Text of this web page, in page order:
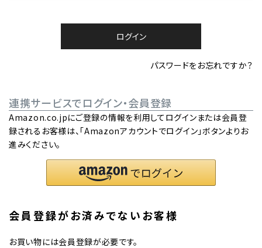
ログイン
パスワードをお忘れですか？
連携サービスでログイン・会員登録
Amazon.co.jpにご登録の情報を利用してログインまたは会員登
録されるお客様は、「Amazonアカウントでログイン」ボタンよりお
進みください。
会員登録がお済みでないお客様
お買い物には会員登録が必要です。